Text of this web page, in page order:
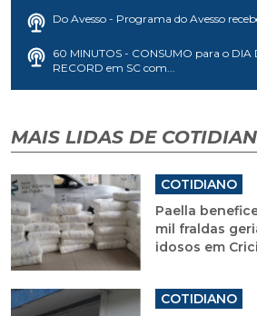
Do Avesso - Programa do Avesso
60 MINUTOS - CONSUMO para o DIA
RECORD em SC com...
MAIS LIDAS DE
COTIDIANO
Paella
mil fraldas
idosos em
COTIDIANO